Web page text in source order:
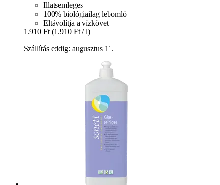
Illatsemleges
100% biológiailag lebomló
Eltávolítja a vízkövet
1.910 Ft (1.910 Ft / l)
Szállítás eddig: augusztus 11.